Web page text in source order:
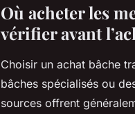
Où acheter les
vérifier avant
Choisir un achat bâche
bâches spécialisés ou
sources offrent